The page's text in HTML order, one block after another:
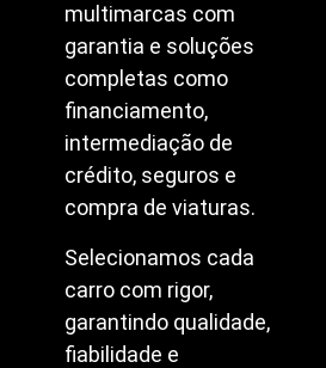
multimarcas com
garantia e soluções
completas como
financiamento,
intermediação de
crédito, seguros e
compra de viaturas.
Selecionamos cada
carro com rigor,
garantindo qualidade,
fiabilidade e